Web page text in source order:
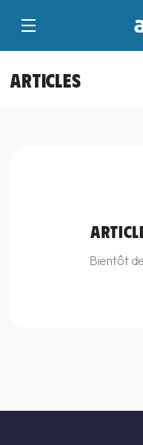
ARTICLES
Bientôt